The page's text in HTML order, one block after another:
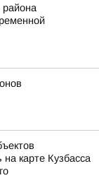
на карте Кузбасса